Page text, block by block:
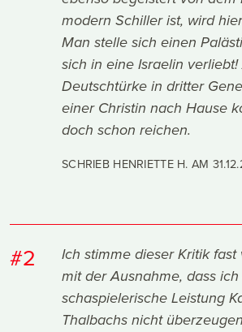
modern Schiller ist, wird
Man stelle sich einen
sich in eine Israelin
Deutschtürke in dritter
einer Christin nach Hause
doch schon reichen.
SCHRIEB HENRIETTE H. AM
#2
Ich stimme dieser Kritik
mit der Ausnahme, dass
schaspielerische Leistung
Thalbachs nicht